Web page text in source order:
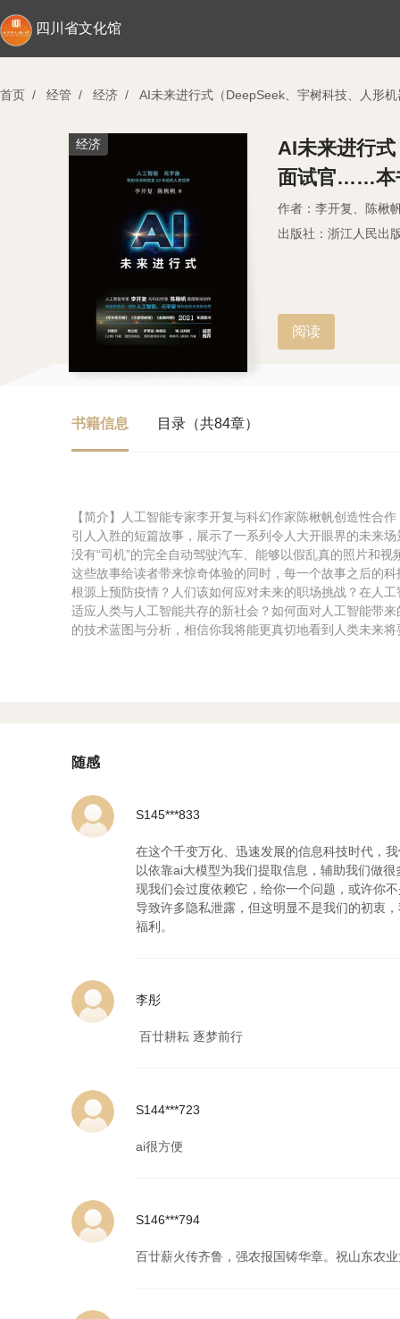
四川省文化馆
首页 / 经管 / 经济 / AI未来进行式（DeepSeek、宇树科技、人形
经济
AI未来进行
面试官……本
作者：李开复、陈楸
出版社：浙江人民出
阅读
书籍信息 目录（共84章）
【简介】人工智能专家李开复与科幻作家陈楸帆创造性合
引人入胜的短篇故事，展示了一系列令人大开眼界的未来
没有“司机”的完全自动驾驶汽车、能够以假乱真的照片和
这些故事给读者带来惊奇体验的同时，每一个故事之后的
根源上预防疫情？人们该如何应对未来的职场挑战？在人
适应人类与人工智能共存的新社会？如何面对人工智能带
的技术蓝图与分析，相信你我将能更真切地看到人类未来
随感
S145***833
在这个千变万化、迅速发展的信息科技时代，
以依靠ai大模型为我们提取信息，辅助我们做
现我们会过度依赖它，给你一个问题，或许你
导致许多隐私泄露，但这明显不是我们的初衷
福利。
李彤
百廿耕耘 逐梦前行
S144***723
ai很方便
S146***794
百廿薪火传齐鲁，强农报国铸华章。祝山东农